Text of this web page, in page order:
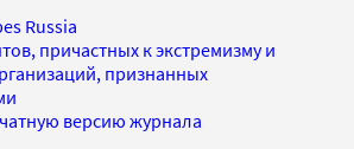
Russia
причастных к экстремизму и
признанных
версию журнала